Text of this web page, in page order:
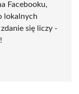
Facebooku,
lokalnych
się liczy -